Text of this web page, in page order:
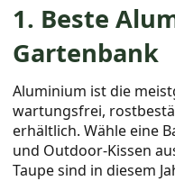
1. Beste
Gartenbank
Aluminium ist die
wartungsfrei,
erhältlich. Wähle eine
und Outdoor-Kissen
Taupe sind in diesem